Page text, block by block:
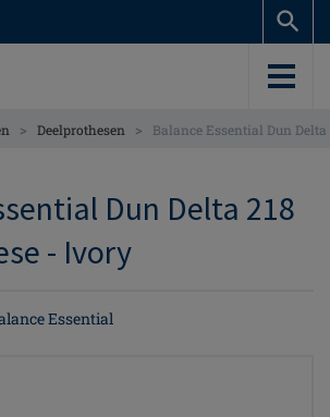
> Deelprothesen > Balance Essential Dun Delta
Dun Delta 218
- Ivory
Essential